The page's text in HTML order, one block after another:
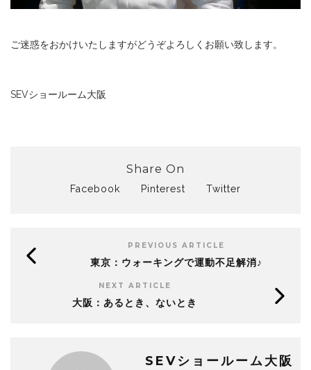
ご迷惑をおかけいたしますがどうぞよろしくお願い致します。
SEVショールーム大阪
Share On
Facebook Pinterest Twitter
PREVIOUS ARTICLE
東京：ウォーキングで運動不足解消♪
NEXT ARTICLE
大阪：あるとき、ないとき
SEVショールーム大阪